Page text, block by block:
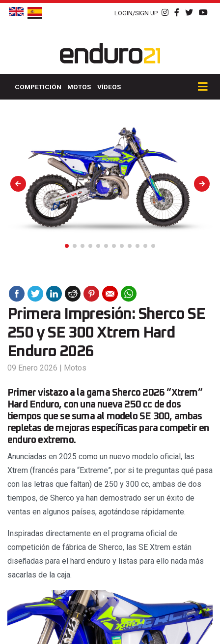
LOGIN/SIGN UP
COMPETICIÓN MOTOS VÍDEOS
Primera Impresión: Sherco SE
250 y SE 300 Xtrem Hard
Enduro 2026
09 Enero 2026 | Motos
Primer vistazo a la gama Sherco 2026 “Xtrem”
Hard Enduro, con una nueva 250 cc de dos
tiempos que se suma al modelo SE 300, ambas
repletas de mejoras específicas para competir en
enduro extremo.
Anunciadas en 2025 como un nuevo modelo oficial, las
Xtrem (francés para “Extreme”, por si te preguntas qué pasa
con las letras que faltan) de 250 y 300 cc, ambas de dos
tiempos, de Sherco ya han demostrado ser un éxito de
ventas en algunos países, agotándose rápidamente.
Inspiradas directamente en el programa oficial de
competición de fábrica de Sherco, las SE Xtrem están
diseñadas para el hard enduro y listas para ello nada más
sacarlas de la caja.